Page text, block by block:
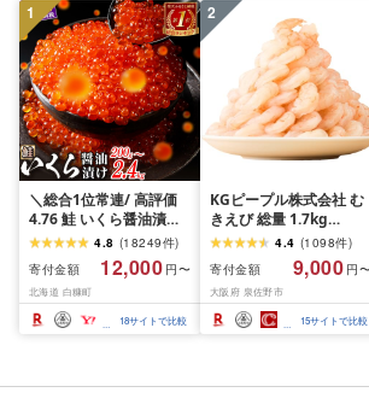
1
＼総合1位常連/ 高評価
4.76 鮭 いくら醤油漬け
ふるさと納税 いくら
200g / 400g / 800g /
1.6kg / 2.4kg 200g パッ
ク[選べる容量] 醤油漬け
海鮮 イクラ 小分け ふる
さと ランキング 人気 ギ
4.8 (18249件)
寄付金額
12,000 円〜
北海道 白糠町
18サイトで比較
2
KGピープル株式会社 む
きえび 総量 1.7kg
(850g×2P) 特大 5Lサイ
ズ バナメイエビ バラ凍
結 下処理不要 サイズ不
揃い 訳あり
4.4 (1098件)
寄付金額
9,000 円
大阪府 泉佐野市
15サイトで比較